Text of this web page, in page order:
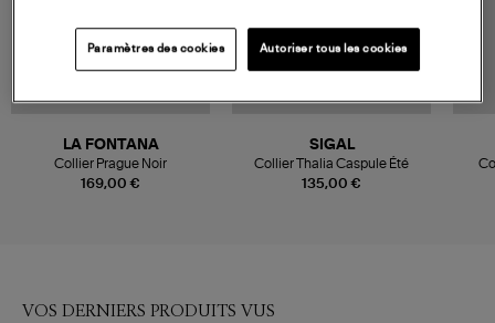
169,00 €
LA FONTANA
Collier Prague Noir
135,00 €
SIGAL
Collier Thalia Caspule Été
VOS DERNIERS PRODUITS VUS
Paramètres des cookies Autoriser tous les cookies